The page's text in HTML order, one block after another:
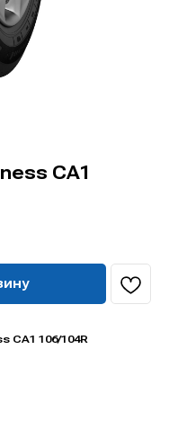
CA1
CA1 106/104R